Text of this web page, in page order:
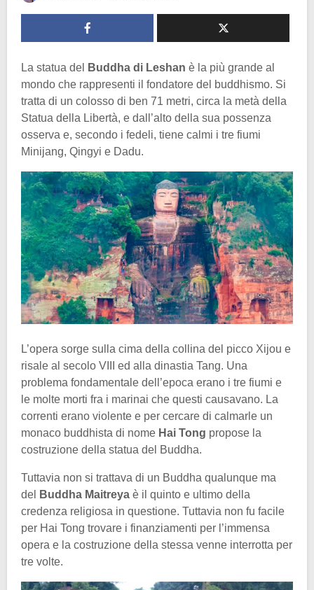
La statua del Buddha di Leshan è la più grande al
mondo che rappresenti il fondatore del buddhismo. Si
tratta di un colosso di ben 71 metri, circa la metà della
Statua della Libertà, e dall’alto della sua possenza
osserva e, secondo i fedeli, tiene calmi i tre fiumi
Minijang, Qingyi e Dadu.
L’opera sorge sulla cima della collina del picco Xijou e
risale al secolo VIII ed alla dinastia Tang. Una
problema fondamentale dell’epoca erano i tre fiumi e
le molte morti fra i marinai che questi causavano. La
correnti erano violente e per cercare di calmarle un
monaco buddhista di nome Hai Tong propose la
costruzione della statua del Buddha.
Tuttavia non si trattava di un Buddha qualunque ma
del
Buddha Maitreya è il quinto e ultimo della
credenza religiosa in questione. Tuttavia non fu facile
per Hai Tong trovare i finanziamenti per l’immensa
opera e la costruzione della stessa venne interrotta per
tre volte.